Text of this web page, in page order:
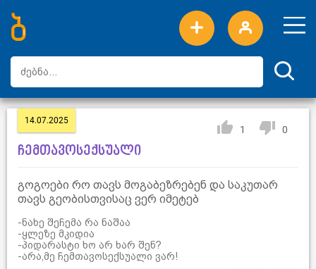
ახალი სიტყვები
ტოპ სიტყვები
დღის ტოპ სიტყვები
ტოპ მომხმარებლები
14.07.2025
1 0
ჩემთავოსექსუალი
გოგოები რო თავს მოგაბეზრებენ და საკუთარ
თავს გეობისთვისაც ვერ იმეტებ
-ნახე შეჩემა რა ნაშაა
-ყლეზე მკიდია
-პიდარასტი ხო არ ხარ შენ?
-არა,მე ჩემთავოსექსუალი ვარ!